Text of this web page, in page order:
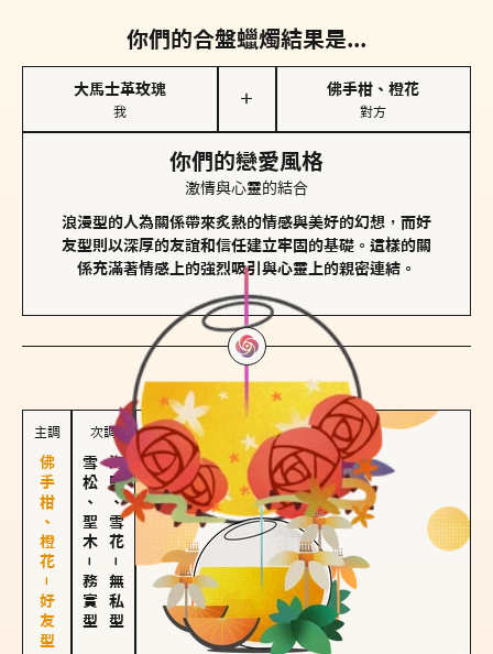
你們的合盤蠟燭結果是...
大馬士革玫瑰
我
＋
佛手柑、橙花
對方
你們的戀愛風格
激情與心靈的結合
浪漫型的人為關係帶來炙熱的情感與美好的幻想，而好
友型則以深厚的友誼和信任建立牢固的基礎。這樣的關
係充滿著情感上的強烈吸引與心靈上的親密連結。
對方的主調蠟燭是...
主調
佛手柑、橙花－好友型
次調
雪松、聖木
－
務實型
海鹽、雪花
－
無私型